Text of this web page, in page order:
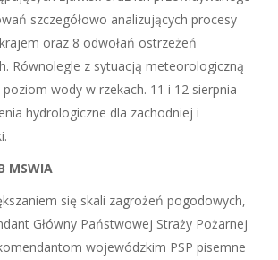
szczegółowo analizujących procesy
oraz 8 odwołań ostrzeżeń
Równolegle z sytuacją meteorologiczną
wody w rzekach. 11 i 12 sierpnia
hydrologiczne dla zachodniej i
MSWIA
się skali zagrożeń pogodowych,
Główny Państwowej Straży Pożarnej
wojewódzkim PSP pisemne